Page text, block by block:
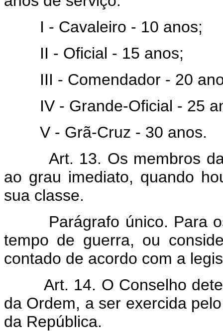
I - Cavaleiro - 10 anos;
II - Oficial - 15 anos;
III - Comendador - 20
IV - Grande-Oficial - 25
V - Grã-Cruz - 30 anos.
Art. 13. Os membros da
ao grau imediato, quando
sua classe.
Parágrafo único. Para os
tempo de guerra, ou
contado de acordo com a
Art. 14. O Conselho
da Ordem, a ser exercida
da República.